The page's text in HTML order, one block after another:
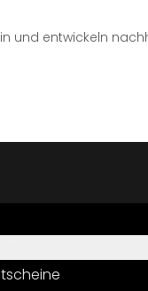
und entwickeln